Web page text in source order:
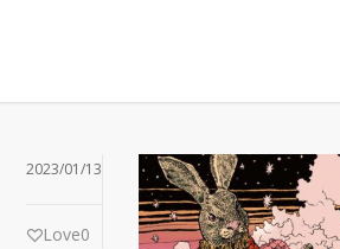
2023/01/13
Love0